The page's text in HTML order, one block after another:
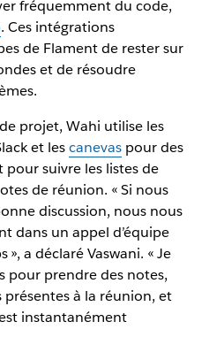
fréquemment du code,
. Ces intégrations
de Flament de rester sur
et de résoudre
projet, Wahi utilise les
et lescanevaspour des
pour suivre les listes de
de réunion. « Si nous
discussion, nous nous
dans un appel d’équipe
a déclaré Vaswani. « Je
pour prendre des notes,
à la réunion, et
instantanément